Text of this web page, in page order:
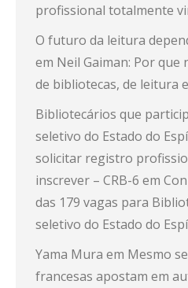
profissional totalmente
O futuro da leitura
em Neil Gaiman: Por
de bibliotecas, de leitura
Bibliotecários que
seletivo do Estado do
solicitar registro
inscrever – CRB-6 em
das 179 vagas para
seletivo do Estado do
Yama Mura em Mesmo
francesas apostam em